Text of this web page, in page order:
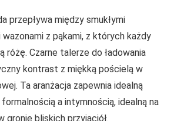
przepływa między smukłymi
z pąkami, z których każdy
różę. Czarne talerze do ładowania
kontrast z miękką pościelą w
Ta aranżacja zapewnia idealną
a intymnością, idealną na
gronie bliskich przyjaciół.